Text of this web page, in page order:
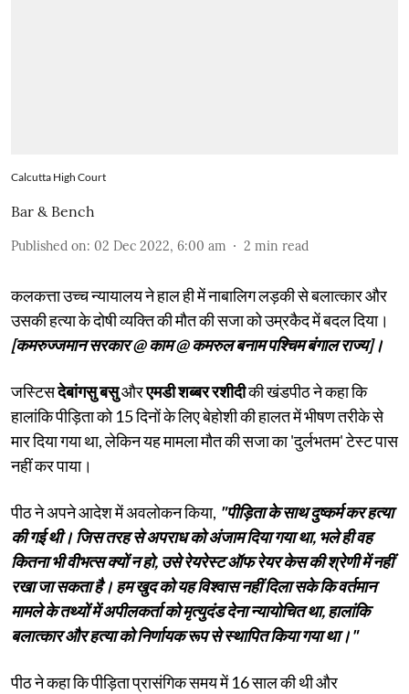
Calcutta High Court
Bar & Bench
Published on: 02 Dec 2022, 6:00 am 2 min read
कलकत्ता उच्च न्यायालय ने हाल ही में नाबालिग लड़की से बलात्कार और
उसकी हत्या के दोषी व्यक्ति की मौत की सजा को उम्रकैद में बदल दिया।
[कमरुज्जमान सरकार @ काम @ कमरुल बनाम पश्चिम बंगाल राज्य]।
जस्टिसदेबांगसु बसुऔरएमडी शब्बर रशीदीकी खंडपीठ ने कहा कि
हालांकि पीड़िता को 15 दिनों के लिए बेहोशी की हालत में भीषण तरीके से
मार दिया गया था, लेकिन यह मामला मौत की सजा का 'दुर्लभतम' टेस्ट पास
नहीं कर पाया।
पीठ ने अपने आदेश में अवलोकन किया, "पीड़िता के साथ दुष्कर्म कर हत्या
की गई थी। जिस तरह से अपराध को अंजाम दिया गया था, भले ही वह
कितना भी वीभत्स क्यों न हो, उसे रेयरेस्ट ऑफ रेयर केस की श्रेणी में नहीं
रखा जा सकता है। हम खुद को यह विश्वास नहीं दिला सके कि वर्तमान
मामले के तथ्यों में अपीलकर्ता को मृत्युदंड देना न्यायोचित था, हालांकि
बलात्कार और हत्या को निर्णायक रूप से स्थापित किया गया था।"
पीठ ने कहा कि पीड़िता प्रासंगिक समय में 16 साल की थी और